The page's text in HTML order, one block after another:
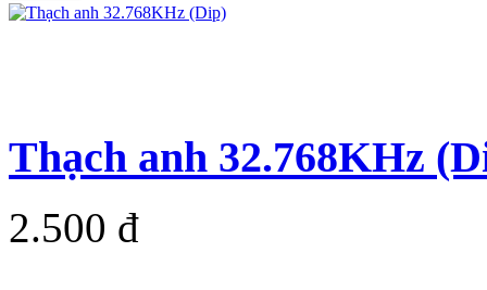
Thạch anh 32.768KHz
2.500 đ